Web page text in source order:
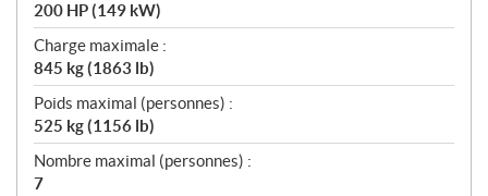
200 HP (149 kW)
Charge maximale :
845 kg (1863 lb)
Poids maximal (personnes) :
525 kg (1156 lb)
Nombre maximal (personnes) :
7